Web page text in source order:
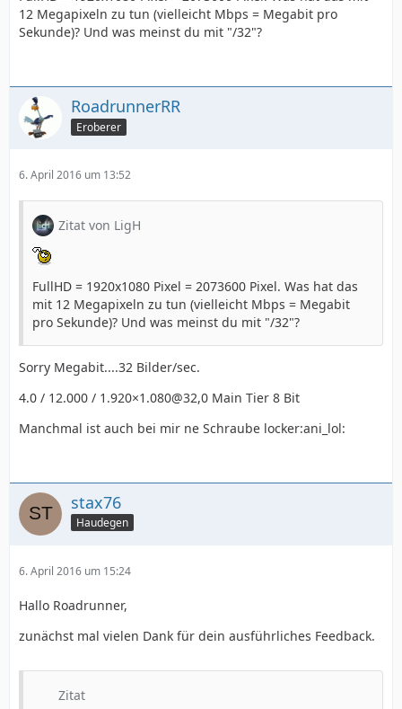
12 Megapixeln zu tun (vielleicht Mbps = Megabit pro
Sekunde)? Und was meinst du mit "/32"?
RoadrunnerRR
Eroberer
6. April 2016 um 13:52
Zitat von LigH
FullHD = 1920x1080 Pixel = 2073600 Pixel. Was hat das
mit 12 Megapixeln zu tun (vielleicht Mbps = Megabit
pro Sekunde)? Und was meinst du mit "/32"?
Sorry Megabit....32 Bilder/sec.
4.0 / 12.000 / 1.920×1.080@32,0 Main Tier 8 Bit
Manchmal ist auch bei mir ne Schraube locker:ani_lol:
stax76
Haudegen
6. April 2016 um 15:24
Hallo Roadrunner,
zunächst mal vielen Dank für dein ausführliches Feedback.
Zitat